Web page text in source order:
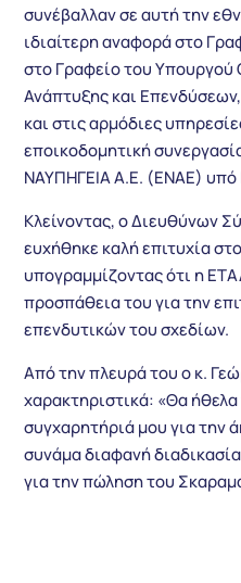
συνέβαλλαν σε αυτή την
ιδιαίτερη αναφορά στο
στο Γραφείο του Υπουργού
Ανάπτυξης και
και στις αρμόδιες
εποικοδομητική
ΝΑΥΠΗΓΕΙΑ Α.Ε. (ΕΝΑΕ) υπό
Κλείνοντας, ο Διευθύνων
ευχήθηκε καλή επιτυχία
υπογραμμίζοντας ότι η
προσπάθεια του για την
επενδυτικών του σχεδίων.
Από την πλευρά του ο κ.
χαρακτηριστικά: «Θα
συγχαρητήριά μου για την
συνάμα διαφανή
για την πώληση του